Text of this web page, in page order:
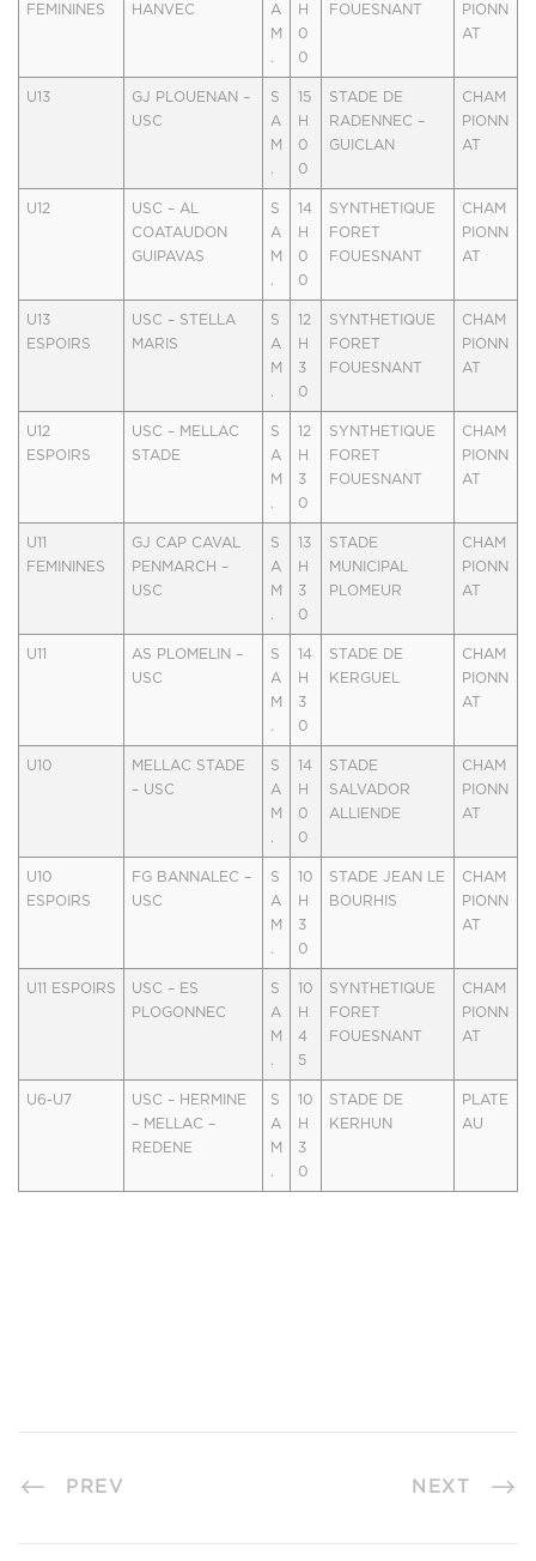
FEMININES
HANVEC
A
M
.
H
0
0
FOUESNANT
PIONN
AT
U13
GJ PLOUENAN –
USC
S
A
M
15
H
0
0
STADE DE
RADENNEC –
GUICLAN
CHAM
PIONN
AT
U12
USC – AL
COATAUDON
GUIPAVAS
S
A
M
.
14
H
0
0
SYNTHETIQUE
FORET
FOUESNANT
CHAM
PIONN
AT
U13
ESPOIRS
USC – STELLA
MARIS
S
A
M
12
H
3
0
SYNTHETIQUE
FORET
FOUESNANT
CHAM
PIONN
AT
U12
ESPOIRS
USC – MELLAC
STADE
S
A
M
.
12
H
3
0
SYNTHETIQUE
FORET
FOUESNANT
CHAM
PIONN
AT
U11
FEMININES
GJ CAP CAVAL
PENMARCH –
USC
S
A
M
13
H
3
0
STADE
MUNICIPAL
PLOMEUR
CHAM
PIONN
AT
U11
AS PLOMELIN –
USC
S
A
M
.
14
H
3
0
STADE DE
KERGUEL
CHAM
PIONN
AT
U10
MELLAC STADE
– USC
S
A
M
14
H
0
0
STADE
SALVADOR
ALLIENDE
CHAM
PIONN
AT
U10
ESPOIRS
FG BANNALEC –
USC
S
A
M
.
10
H
3
0
STADE JEAN LE
BOURHIS
CHAM
PIONN
AT
U11 ESPOIRS
USC – ES
PLOGONNEC
S
A
M
10
H
4
5
SYNTHETIQUE
FORET
FOUESNANT
CHAM
PIONN
AT
U6-U7
USC – HERMINE
– MELLAC –
REDENE
S
A
M
.
10
H
3
0
STADE DE
KERHUN
PLATE
AU
PREV NEXT